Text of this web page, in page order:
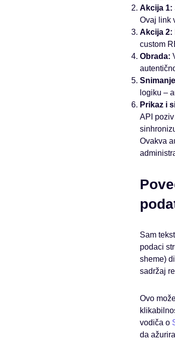
Akcija 1:
Ovaj link
Akcija 2:
custom
Obrada:
logiku –
Prikaz i
API
Ovakva
Sam
podaci
sheme)
sadržaj
Ovo
vodiča o
da